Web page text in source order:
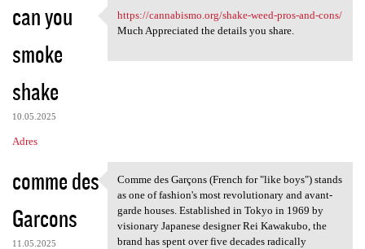
can you
smoke
shake
10.05.2025
Adres
https://cannabismo.org/shake
https://cannabismo.org/shake-weed-pros-and-cons/
Much Appreciated the details you share.
comme des
Garcons
11.05.2025
Comme des Garçons (French for
Comme des Garçons (French for "like boys") stands
as one of fashion's most revolutionary and avant-
garde houses. Established in Tokyo in 1969 by
visionary Japanese designer Rei Kawakubo, the
brand has spent over five decades radically